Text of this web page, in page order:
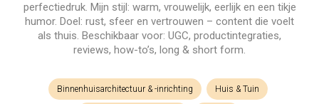
perfectiedruk. Mijn stijl: warm, vrouwelijk, eerlijk en een tikje
humor. Doel: rust, sfeer en vertrouwen – content die voelt
als thuis. Beschikbaar voor: UGC, productintegraties,
reviews, how-to’s, long & short form.
Binnenhuisarchitectuur & -inrichting Huis & Tuin